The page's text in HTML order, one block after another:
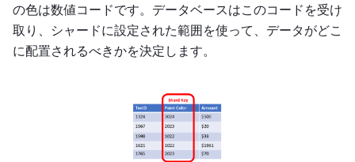
の色は数値コードです。データベースはこのコードを受け
取り、シャードに設定された範囲を使って、データがどこ
に配置されるべきかを決定します。